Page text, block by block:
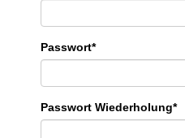
Passwort*
Passwort Wiederholung*